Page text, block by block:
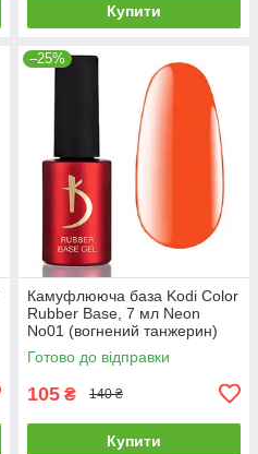
Купити
–25%
Камуфлююча база Kodi Color
Rubber Base, 7 мл Neon
No01 (вогнений танжерин)
Готово до відправки
105 ₴ 140 ₴
Купити